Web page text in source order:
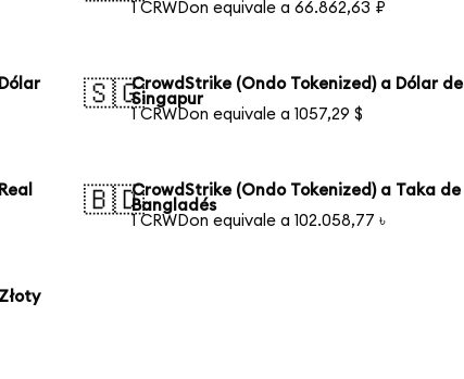
1 CRWDon equivale a 66.862,63 ₽
🇸🇬CrowdStrike (Ondo Tokenized) a Dólar de
Singapur
1 CRWDon equivale a 1057,29 $
🇧🇩CrowdStrike (Ondo Tokenized) a Taka de
Bangladés
1 CRWDon equivale a 102.058,77 ৳